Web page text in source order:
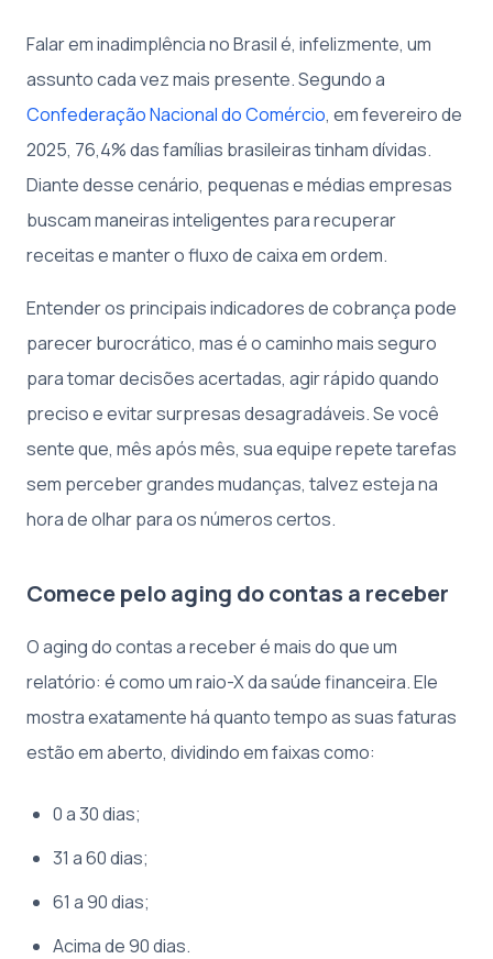
Falar em inadimplência no Brasil é, infelizmente, um
assunto cada vez mais presente. Segundo a
Confederação Nacional do Comércio, em fevereiro de
2025, 76,4% das famílias brasileiras tinham dívidas.
Diante desse cenário, pequenas e médias empresas
buscam maneiras inteligentes para recuperar
receitas e manter o fluxo de caixa em ordem.
Entender os principais indicadores de cobrança pode
parecer burocrático, mas é o caminho mais seguro
para tomar decisões acertadas, agir rápido quando
preciso e evitar surpresas desagradáveis. Se você
sente que, mês após mês, sua equipe repete tarefas
sem perceber grandes mudanças, talvez esteja na
hora de olhar para os números certos.
Comece pelo aging do contas a receber
O aging do contas a receber é mais do que um
relatório: é como um raio-X da saúde financeira. Ele
mostra exatamente há quanto tempo as suas faturas
estão em aberto, dividindo em faixas como:
0 a 30 dias;
31 a 60 dias;
61 a 90 dias;
Acima de 90 dias.